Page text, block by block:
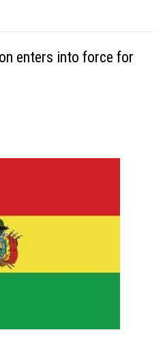
enters into force for